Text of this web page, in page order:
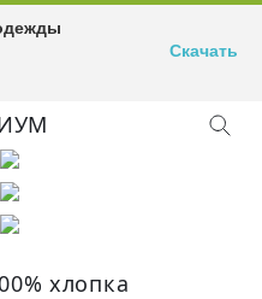
хлопка
Скачать